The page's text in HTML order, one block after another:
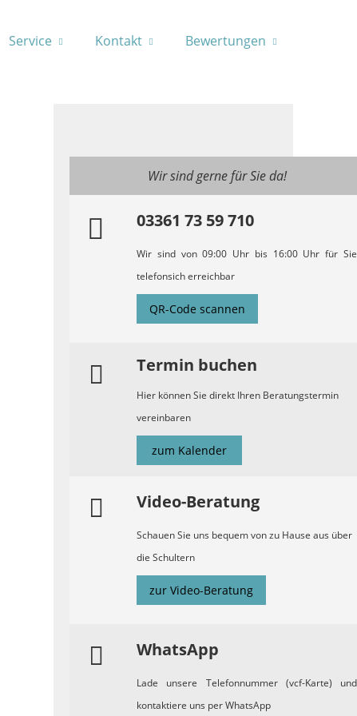
Service Kontakt Bewertungen
Wir sind gerne für Sie da!
03361 73 59 710
Wir sind von 09:00 Uhr bis 16:00 Uhr für Sie
telefonsich erreichbar
QR-Code scannen
Termin buchen
Hier können Sie direkt Ihren Beratungstermin
vereinbaren
zum Kalender
Video-Beratung
Schauen Sie uns bequem von zu Hause aus über
die Schultern
zur Video-Beratung
WhatsApp
Lade unsere Telefonnummer (vcf-Karte) und
kontaktiere uns per WhatsApp